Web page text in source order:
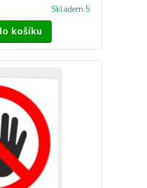
Skladem 5
košíku